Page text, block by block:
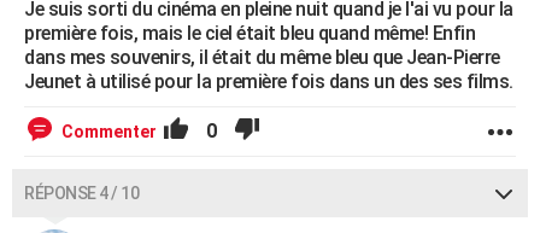
Je suis sorti du cinéma en pleine nuit quand je l'ai vu pour la
première fois, mais le ciel était bleu quand même! Enfin
dans mes souvenirs, il était du même bleu que Jean-Pierre
Jeunet à utilisé pour la première fois dans un des ses films.
Commenter 0
RÉPONSE 4 / 10